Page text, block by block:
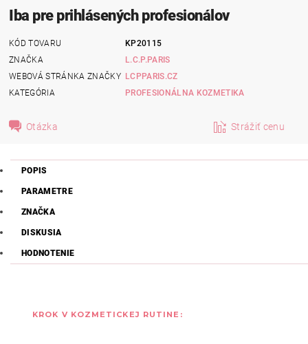
Iba pre prihlásených profesionálov
KÓD TOVARU
KP20115
ZNAČKA
L.C.P.PARIS
WEBOVÁ STRÁNKA ZNAČKY LCPPARIS.CZ
KATEGÓRIA
PROFESIONÁLNA KOZMETIKA
Otázka Strážiť cenu
POPIS
PARAMETRE
ZNAČKA
DISKUSIA
HODNOTENIE
KROK V KOZMETICKEJ RUTINE: